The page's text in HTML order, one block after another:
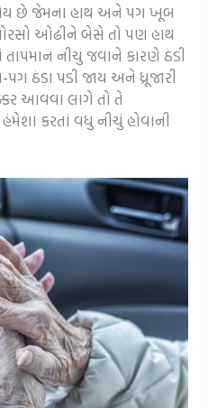
છે જેમના હાથ અને પગ ખૂબ
ઓઢીને બેસે તો પણ હાથ
તાપમાન નીચું જવાને કારણે ઠંડી
ઠંડા પડી જાય અને ધ્રૂજારી
આવવા લાગે તો તે
હંમેશા કરતાં વધુ નીચું હોવાની